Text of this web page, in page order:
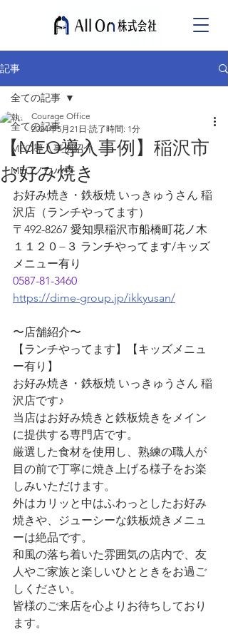
記事
全ての記事
MEO導入事例紹介
MEOノウハウ
全ての記事
【MEO導入事例】稲沢市
お好み焼き
Courage Office
2024年5月21日 読了時間: 1分
お好み焼き・鉄板焼 いっきゅうさん 稲
沢店（ランチやってます）
〒492-8267 愛知県稲沢市船橋町花ノ木
１１２０−３ ランチやってます/キッズ
メニュー有り
0587-81-3460
https://dime-group.jp/ikkyusan/
〜店舗紹介〜
【ランチやってます】【キッズメニュ
ー有り】
お好み焼き・鉄板焼 いっきゅうさん 稲
沢店です♪
当店はお好み焼きと鉄板焼きをメイン
に提供する専門店です。
厳選した食材を使用し、熟練の職人が
目の前で丁寧に焼き上げる様子をお楽
しみいただけます。
外はカリッと中はふわっとしたお好み
焼きや、ジューシーな鉄板焼きメニュ
ーは絶品です。
和風の落ち着いた雰囲気の店内で、友
人やご家族と楽しいひとときをお過ご
しください。
皆様のご来店を心よりお待ちしており
ます。